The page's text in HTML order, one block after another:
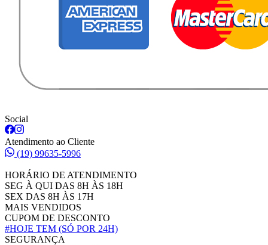
Social
Atendimento ao Cliente
(19) 99635-5996
HORÁRIO DE ATENDIMENTO
SEG À QUI DAS 8H ÀS 18H
SEX DAS 8H ÀS 17H
MAIS VENDIDOS
CUPOM DE DESCONTO
#HOJE TEM (SÓ POR 24H)
SEGURANÇA